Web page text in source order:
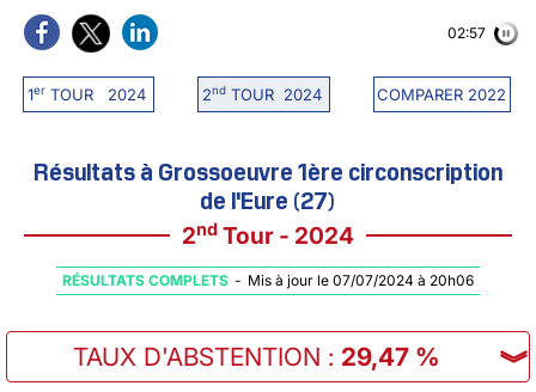
1erTOUR 2024 2ndTOUR 2024 COMPARER 2022
02:56
Résultats à Grossoeuvre 1ère circonscription
de l'Eure (27)
2nd Tour - 2024
RÉSULTATS COMPLETS - Mis à jour le 07/07/2024 à 20h06
TAUX D'ABSTENTION : 29,47 % ︾